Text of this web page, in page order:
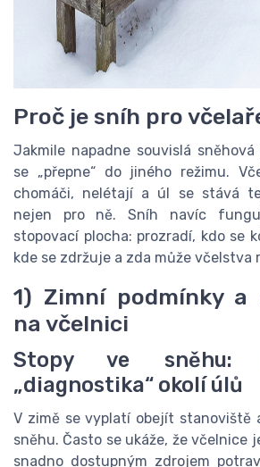
Proč je sníh pro
Jakmile napadne souvislá
se „přepne“ do jiného režimu.
chomáči, nelétají a úl se stává
nejen pro ně. Sníh navíc
stopovací plocha: prozradí, kdo se
kde se zdržuje a zda může včelstva
1) Zimní podmínky a
na včelnici
Stopy ve sněhu:
„diagnostika“ okolí úlů
V zimě se vyplatí obejít stanoviště
sněhu. Často se ukáže, že včelnice
snadno dostupným zdrojem